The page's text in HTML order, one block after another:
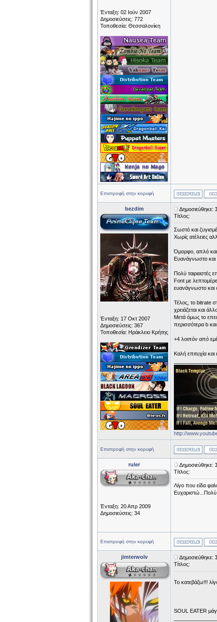
Ένταξη: 02 Ιούν 2007
Δημοσιεύσεις: 772
Τοποθεσία: Θεσσαλονίκη
Επιστροφή στην κορυφή
bezdim
Ένταξη: 17 Οκτ 2007
Δημοσιεύσεις: 367
Τοποθεσία: Ηράκλειο Κρήτης
Δημοσιεύθηκε:
Τίτλος:
Σωστό και
Χωρίς ατέλειες
Όμορφο, απλό και
Ευανάγνωστο και
Πολύ ταιριαστές
Font με
ευανάγνωστο και
Τέλος, το bitrate
χρειάζεται και
Μετά όμως το
περισσότερα b
+4 λοιπόν από
Καλή επιτυχία
http://
Επιστροφή στην κορυφή
ruler
Ένταξη: 20 Απρ 2009
Δημοσιεύσεις: 34
Δημοσιεύθηκε:
Τίτλος:
Λίγο που είδα
Επιστροφή στην κορυφή
jimterwolv
Δημοσιεύθηκε:
Τίτλος:
Το κατεβάζω!!!
SOUL EATER